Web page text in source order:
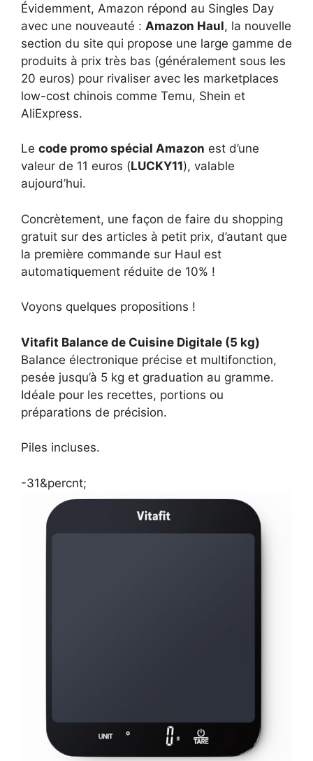
Évidemment, Amazon répond au Singles Day
avec une nouveauté : Amazon Haul, la nouvelle
section du site qui propose une large gamme de
produits à prix très bas (généralement sous les
20 euros) pour rivaliser avec les marketplaces
low-cost chinois comme Temu, Shein et
AliExpress.
Le code promo spécial Amazon est d’une
valeur de 11 euros (LUCKY11), valable
aujourd’hui.
Concrètement, une façon de faire du shopping
gratuit sur des articles à petit prix, d’autant que
la première commande sur Haul est
automatiquement réduite de 10% !
Voyons quelques propositions !
Vitafit Balance de Cuisine Digitale (5 kg)
Balance électronique précise et multifonction,
pesée jusqu’à 5 kg et graduation au gramme.
Idéale pour les recettes, portions ou
préparations de précision.
Piles incluses.
-31&percnt;